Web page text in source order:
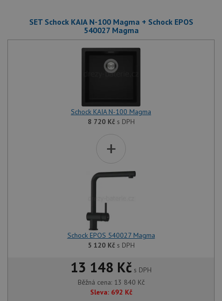
SET Schock KAIA N-100 Magma + Schock EPOS
540027 Magma
Schock KAIA N-100 Magma
8 720 Kčs DPH
+
Schock EPOS 540027 Magma
5 120 Kčs DPH
13 148 Kč s DPH
Běžná cena: 13 840 Kč
Sleva: 692 Kč